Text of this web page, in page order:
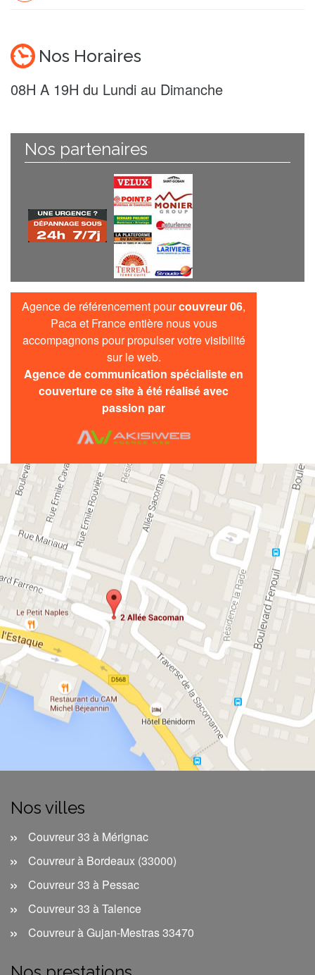
Nos Horaires
08H A 19H du Lundi au Dimanche
Nos partenaires
Agence de référencement pourcouvreur 06,
Paca et France entière nous vous
accompagnons pour propulser votre visibilité
sur le web.
Agence de communication spécialiste en
couverture ce site à été réalisé avec
passion par
Nos villes
Couvreur 33 à Mérignac
Couvreur à Bordeaux (33000)
Couvreur 33 à Pessac
Couvreur 33 à Talence
Couvreur à Gujan-Mestras 33470